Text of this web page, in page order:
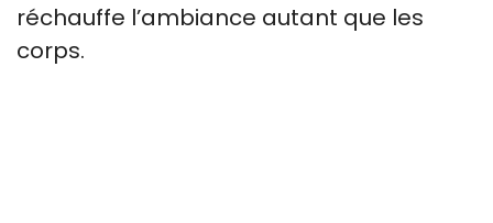
réchauffe l’ambiance autant que les
corps.